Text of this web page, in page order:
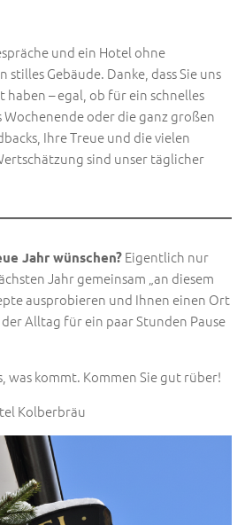
und ein Hotel ohne
Gebäude. Danke, dass Sie uns
haben – egal, ob für ein schnelles
oder die ganz großen
Ihre Treue und die vielen
sind unser täglicher
Jahr wünschen? Eigentlich nur
Jahr gemeinsam „an diesem
ausprobieren und Ihnen einen Ort
Alltag für ein paar Stunden Pause
was kommt. Kommen Sie gut rüber!
Kolberbräu